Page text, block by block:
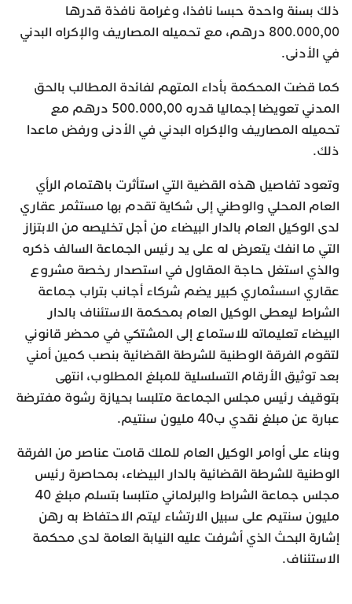
ذلك بسنة واحدة حبسا نافذا، وغرامة نافذة قدرها
800.000,00 درهم، مع تحميله المصاريف والإكراه البدني
في الأدنى.
كما قضت المحكمة بأداء المتهم لفائدة المطالب بالحق
المدني تعويضا إجماليا قدره 500.000,00 درهم مع
تحميله المصاريف والإكراه البدني في الأدنى ورفض ماعدا
ذلك.
وتعود تفاصيل هذه القضية التي استأثرت باهتمام الرأي
العام المحلي والوطني إلى شكاية تقدم بها مستثمر عقاري
لدى الوكيل العام بالدار البيضاء من أجل تخليصه من الابتزاز
التي ما انفك يتعرض له على يد رئيس الجماعة السالف ذكره
والذي استغل حاجة المقاول في استصدار رخصة مشروع
عقاري اسسثماري كبير يضم شركاء أجانب بتراب جماعة
الشراط ليعطى الوكيل العام بمحكمة الاستئناف بالدار
البيضاء تعليماته للاستماع إلى المشتكي في محضر قانوني
لتقوم الفرقة الوطنية للشرطة القضائية بنصب كمين أمني
بعد توثيق الأرقام التسلسلية للمبلغ المطلوب، انتهى
بتوقيف رئيس مجلس الجماعة متلبسا بحيازة رشوة مفترضة
عبارة عن مبلغ نقدي ب40 مليون سنتيم.
وبناء على أوامر الوكيل العام للملك قامت عناصر من الفرقة
الوطنية للشرطة القضائية بالدار البيضاء، بمحاصرة رئيس
مجلس جماعة الشراط والبرلماني متلبسا بتسلم مبلغ 40
مليون سنتيم على سبيل الارتشاء ليتم الاحتفاظ به رهن
إشارة البحث الذي أشرفت عليه النيابة العامة لدى محكمة
الاستئناف.